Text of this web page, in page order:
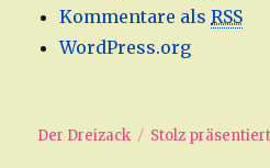
Kommentare alsRSS
WordPress.org
Der Dreizack Stolz